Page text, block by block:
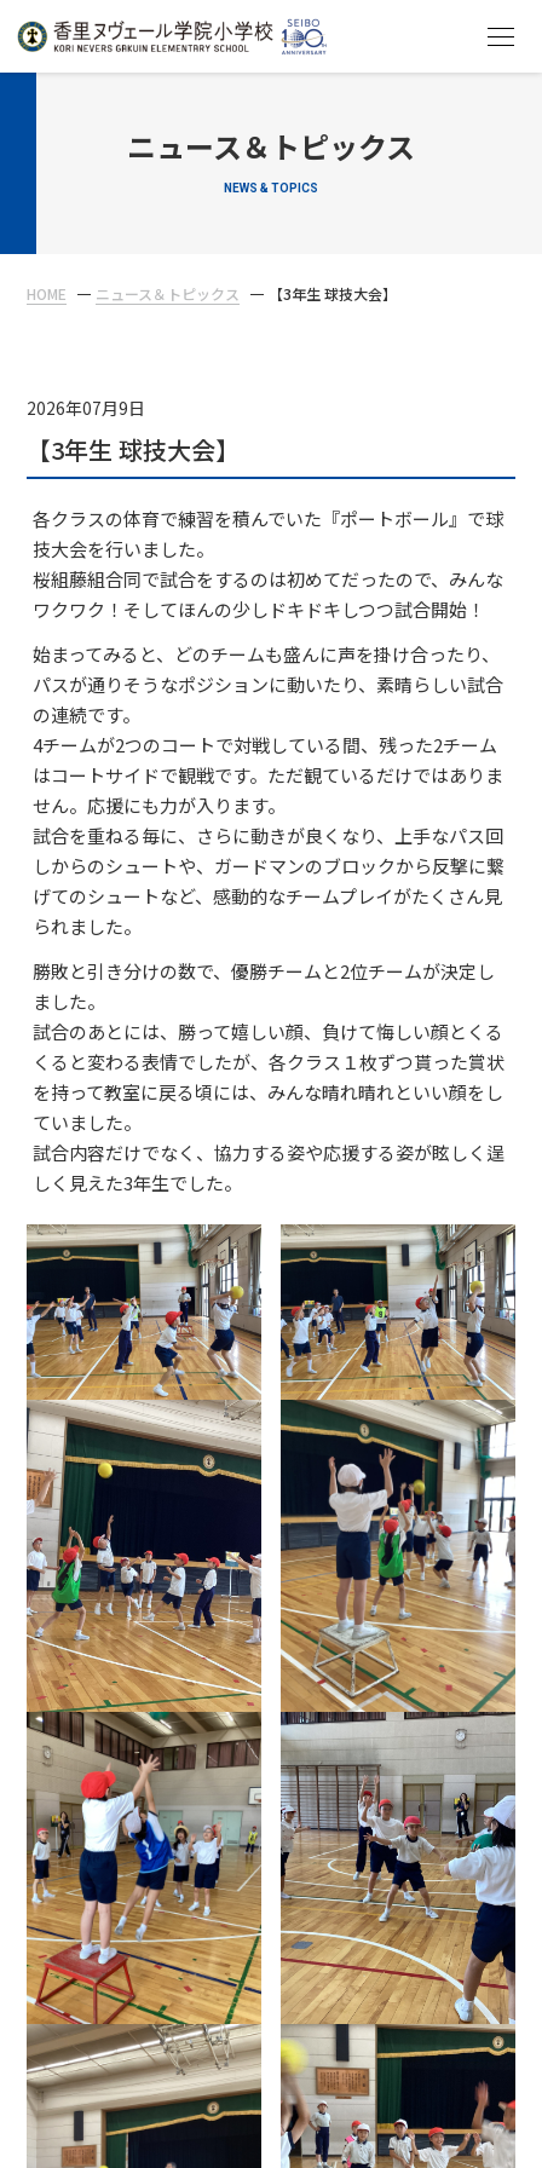
アクセス
よくあるご質問
資料請求・お問合せ
在校生・保護者の方へ
ニュース＆トピックス
NEWS & TOPICS
HOME ニュース＆トピックス 【3年生 球技大会】
2026年07月9日
【3年生 球技大会】
各クラスの体育で練習を積んでいた『ポートボール』で球
技大会を行いました。
桜組藤組合同で試合をするのは初めてだったので、みんな
ワクワク！そしてほんの少しドキドキしつつ試合開始！
始まってみると、どのチームも盛んに声を掛け合ったり、
パスが通りそうなポジションに動いたり、素晴らしい試合
の連続です。
4チームが2つのコートで対戦している間、残った2チーム
はコートサイドで観戦です。ただ観ているだけではありま
せん。応援にも力が入ります。
試合を重ねる毎に、さらに動きが良くなり、上手なパス回
しからのシュートや、ガードマンのブロックから反撃に繋
げてのシュートなど、感動的なチームプレイがたくさん見
られました。
勝敗と引き分けの数で、優勝チームと2位チームが決定し
ました。
試合のあとには、勝って嬉しい顔、負けて悔しい顔とくる
くると変わる表情でしたが、各クラス１枚ずつ貰った賞状
を持って教室に戻る頃には、みんな晴れ晴れといい顔をし
ていました。
試合内容だけでなく、協力する姿や応援する姿が眩しく逞
しく見えた3年生でした。